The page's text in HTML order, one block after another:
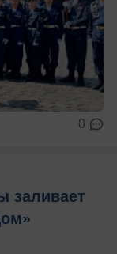
0
заливает